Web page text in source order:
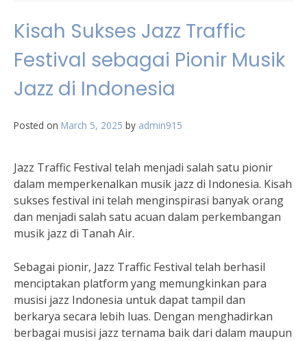
Kisah Sukses Jazz Traffic
Festival sebagai Pionir Musik
Jazz di Indonesia
Posted on March 5, 2025 by admin915
Jazz Traffic Festival telah menjadi salah satu pionir
dalam memperkenalkan musik jazz di Indonesia. Kisah
sukses festival ini telah menginspirasi banyak orang
dan menjadi salah satu acuan dalam perkembangan
musik jazz di Tanah Air.
Sebagai pionir, Jazz Traffic Festival telah berhasil
menciptakan platform yang memungkinkan para
musisi jazz Indonesia untuk dapat tampil dan
berkarya secara lebih luas. Dengan menghadirkan
berbagai musisi jazz ternama baik dari dalam maupun